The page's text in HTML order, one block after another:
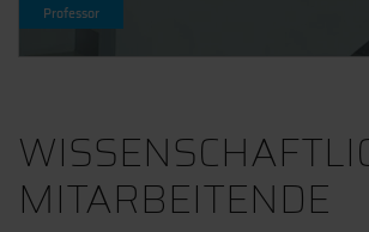
Professor
MITARBEITENDE